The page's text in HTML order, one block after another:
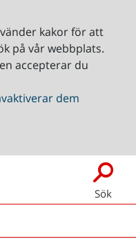
kakor för att
på vår webbplats.
accepterar du
dem
Sök